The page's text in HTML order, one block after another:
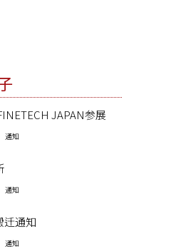
JAPAN参展
通知
通知
迁通知
通知